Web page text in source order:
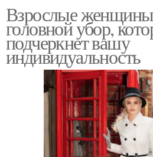
Взрослые
головной убор,
подчеркнет вашу
индивидуальность